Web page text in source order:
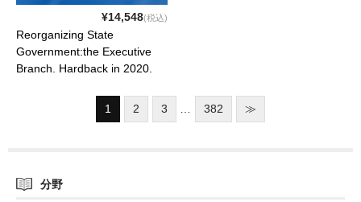
¥14,548(税込)
Reorganizing State
Government:the Executive
Branch. Hardback in 2020.
1 2 3 382 ≫
分野